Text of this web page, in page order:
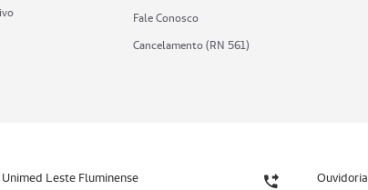
Fale Conosco
Cancelamento (RN 561)
Unimed Leste Fluminense Ouvidoria